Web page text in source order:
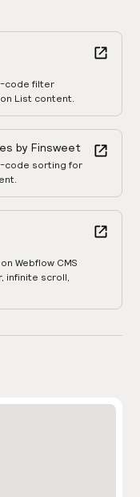
code filter
List content.
by Finsweet
code sorting for
Webflow CMS
infinite scroll,